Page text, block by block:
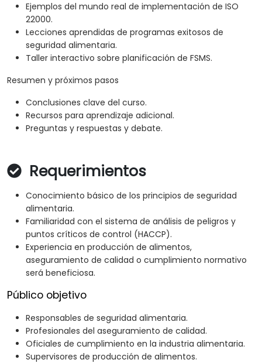
Ejemplos del mundo real de implementación de ISO
22000.
Lecciones aprendidas de programas exitosos de
seguridad alimentaria.
Taller interactivo sobre planificación de FSMS.
Resumen y próximos pasos
Conclusiones clave del curso.
Recursos para aprendizaje adicional.
Preguntas y respuestas y debate.
Requerimientos
Conocimiento básico de los principios de seguridad
alimentaria.
Familiaridad con el sistema de análisis de peligros y
puntos críticos de control (HACCP).
Experiencia en producción de alimentos,
aseguramiento de calidad o cumplimiento normativo
será beneficiosa.
Público objetivo
Responsables de seguridad alimentaria.
Profesionales del aseguramiento de calidad.
Oficiales de cumplimiento en la industria alimentaria.
Supervisores de producción de alimentos.